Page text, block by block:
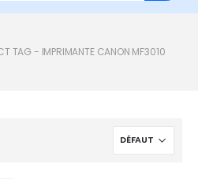
TAG - IMPRIMANTE CANON MF3010